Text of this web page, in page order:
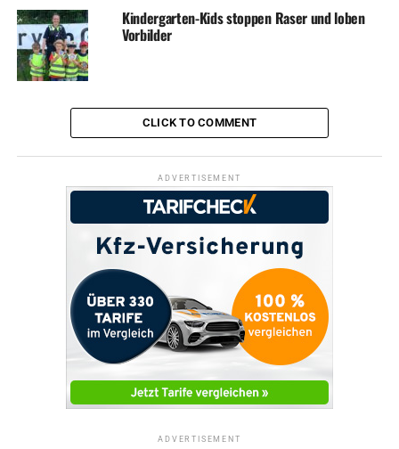
Kindergarten-Kids stoppen Raser und loben
Vorbilder
CLICK TO COMMENT
ADVERTISEMENT
ADVERTISEMENT